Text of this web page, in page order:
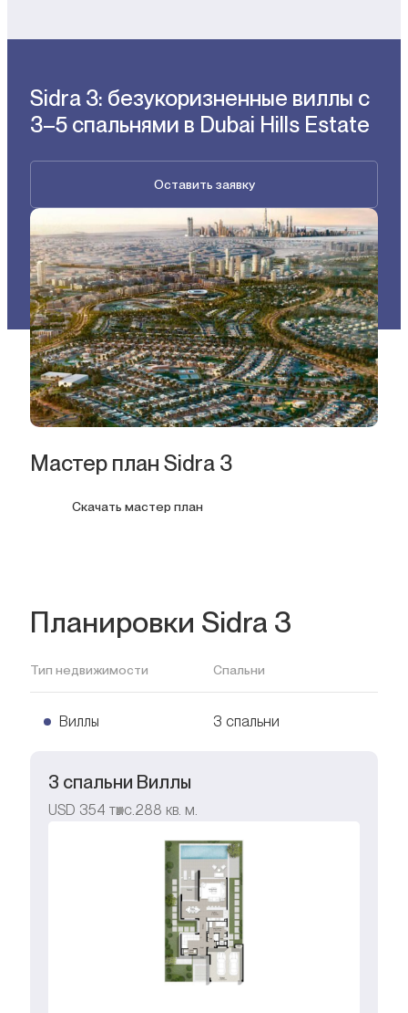
Sidra 3: безукоризненные виллы с
3–5 спальнями в Dubai Hills Estate
Оставить заявку
Мастер план Sidra 3
Скачать мастер план
Планировки Sidra 3
Тип недвижимости Спальни
Виллы 3 спальни
3 спальни Виллы
USD 354 тыс.288 кв. м.